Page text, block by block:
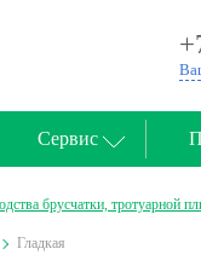
Сервис
брусчатки, тротуарной
Гладкая